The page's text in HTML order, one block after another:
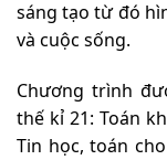
sáng tạo từ đó
và cuộc sống.
Chương trình
thế kỉ 21: Toán
Tin học, toán